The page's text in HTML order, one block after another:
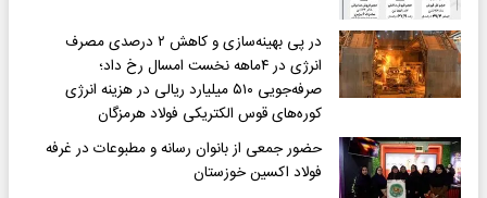
در پی بهینه‌سازی و کاهش ۲ درصدی مصرف
انرژی در ۴ماهه نخست امسال رخ داد؛
صرفه‌جویی ۵۱۰ میلیارد ریالی در هزینه انرژی
کوره‌های قوس الکتریکی فولاد هرمزگان
حضور جمعی از بانوان رسانه و مطبوعات در غرفه
فولاد اکسین خوزستان